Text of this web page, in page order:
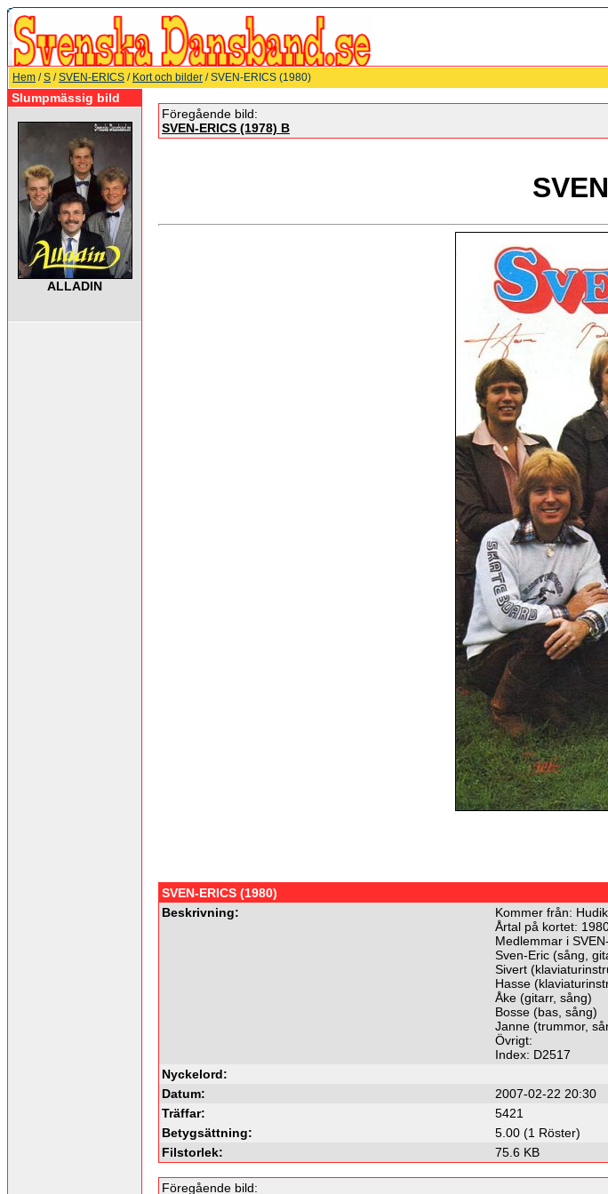
Hem /S /SVEN-ERICS / Kort och bilder / SVEN-ERICS (1980)
Slumpmässig bild
ALLADIN
Föregående bild:
SVEN-ERICS (1978) B
SVEN-ERICS (1980)
Beskrivning:
Kommer från:
Årtal på kortet:
Medlemmar i
Sven-Eric (sång,
Sivert
Hasse
Åke (gitarr, sång)
Bosse (bas, sång)
Janne (trummor,
Övrigt:
Index: D2517
Nyckelord:
Datum:
2007-02-22 20:30
Träffar:
5421
Betygsättning:
5.00 (1 Röster)
Filstorlek:
75.6 KB
Föregående bild: